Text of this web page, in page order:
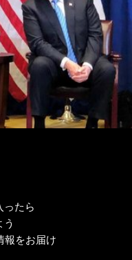
ったら
報をお届け